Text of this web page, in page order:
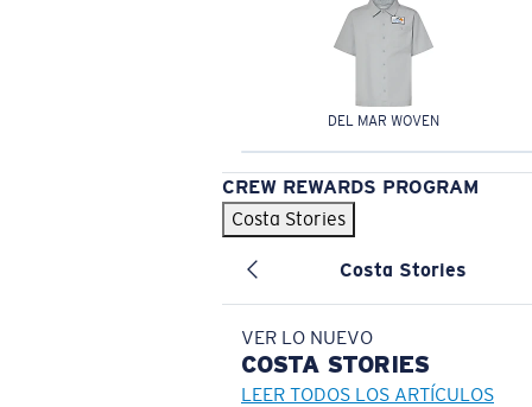
DEL MAR WOVEN
CREW REWARDS PROGRAM
Costa Stories
Costa Stories
VER LO NUEVO
COSTA STORIES
LEER TODOS LOS ARTÍCULOS